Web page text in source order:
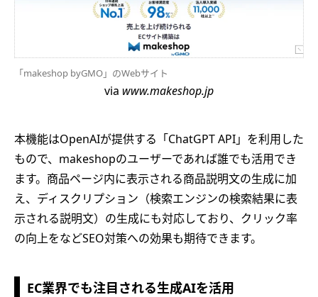
「makeshop byGMO」のWebサイト
via www.makeshop.jp
本機能はOpenAIが提供する「ChatGPT API」を利用した
もので、makeshopのユーザーであれば誰でも活用でき
ます。商品ページ内に表示される商品説明文の生成に加
え、ディスクリプション（検索エンジンの検索結果に表
示される説明文）の生成にも対応しており、クリック率
の向上をなどSEO対策への効果も期待できます。
EC業界でも注目される生成AIを活用